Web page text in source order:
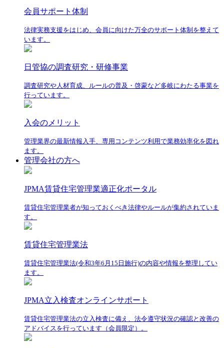
会員サポート体制
法律実務支援をはじめ、会員に向けた万全のサポート体制を整えて
います。
日管協の調査研究・研修事業
調査研究や人材育成、ルールの普及・啓蒙など多岐にわたる事業を
行っています。
入会のメリット
管理業界の最新情報入手、専用コンテンツ利用で業務効率化を図れ
ます。
管理会社の方へ
JPMA賃貸住宅管理業適正化ポータル
賃貸住宅管理業者が知っておくべき法律やルールが集約されていま
す。
賃貸住宅管理業法
賃貸住宅管理業法(令和3年6月15日施行)の内容や情報を整理してい
ます。
JPMA立入検査オンラインサポート
賃貸住宅管理業法の立入検査に備え、法令遵守状況の確認と改善の
アドバイスを行っています（会員限定）。